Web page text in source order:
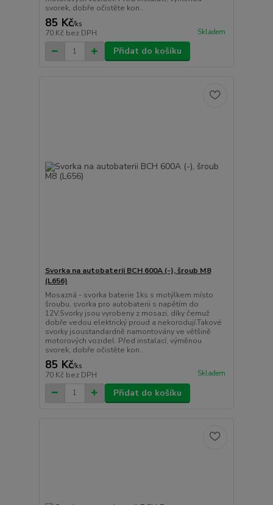
svorek, dobře očistěte kon...
85 Kč/ks
70 Kč bez DPH Skladem
Přidat do košíku
Svorka na autobaterii BCH 600A (-), šroub M8
(L656)
Mosazná - svorka baterie 1ks s motýlkem místo
šroubu, svorka pro autobaterii s napětím do
12V.Svorky jsou vyrobeny z mosazi, díky čemuž
dobře vedou elektrický proud a nekorodují.Takové
svorky jsoustandardně namontovány ve většině
motorových vozidel. Před instalací, výměnou
svorek, dobře očistěte kon...
85 Kč/ks
70 Kč bez DPH Skladem
Přidat do košíku